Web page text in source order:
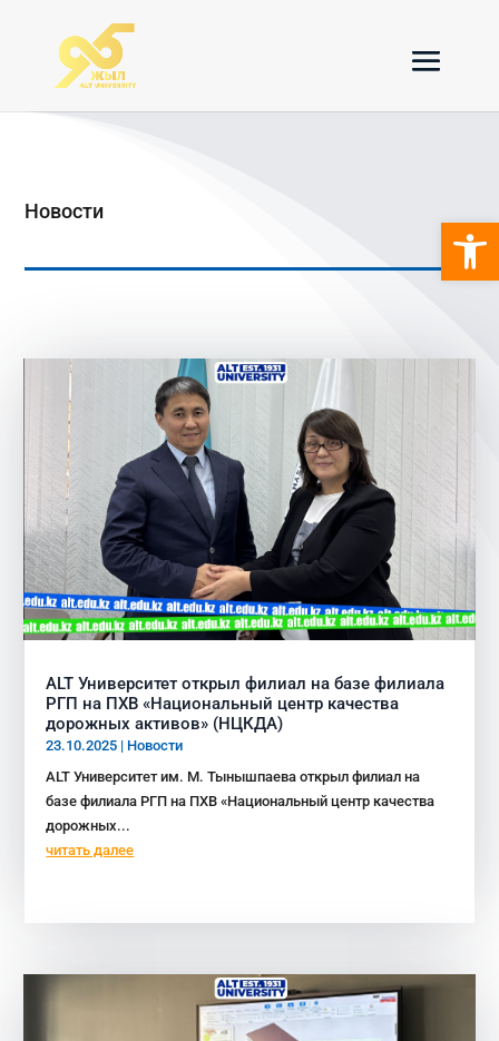
Новости
ALT Университет открыл филиал на базе филиала
РГП на ПХВ «Национальный центр качества
дорожных активов» (НЦКДА)
23.10.2025 | Новости
ALT Университет им. М. Тынышпаева открыл филиал на
базе филиала РГП на ПХВ «Национальный центр качества
дорожных...
читать далее